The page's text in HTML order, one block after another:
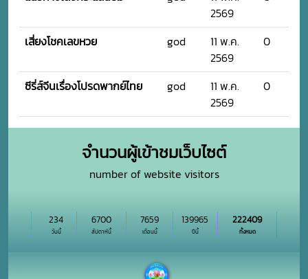
2569
เสี่ยงโชคเลขหวย god
11 พ.ค.
2569
0
ซีรี่ส์จีนเรื่องโปรดพากย์ไทย god
11 พ.ค.
2569
0
จำนวนผู้เข้าชมเว็บไซต์
number of website visitors
วันนี้
234
สัปดาห์นี้
6700
เดือนนี้
7659
ปีนี้
139965
ทั้งหมด
222409